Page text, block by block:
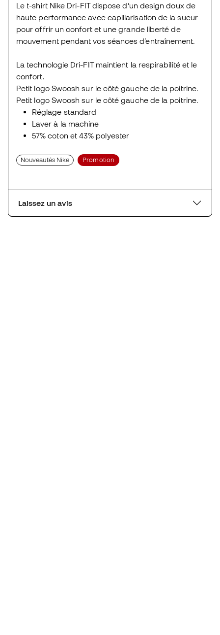
Le t-shirt Nike Dri-FIT dispose d’un design doux de
haute performance avec capillarisation de la sueur
pour offrir un confort et une grande liberté de
mouvement pendant vos séances d’entraînement.
La technologie Dri-FIT maintient la respirabilité et le
confort.
Petit logo Swoosh sur le côté gauche de la poitrine.
Petit logo Swoosh sur le côté gauche de la poitrine.
Réglage standard
Laver à la machine
57% coton et 43% polyester
Nouveautés Nike Promotion
Laissez un avis